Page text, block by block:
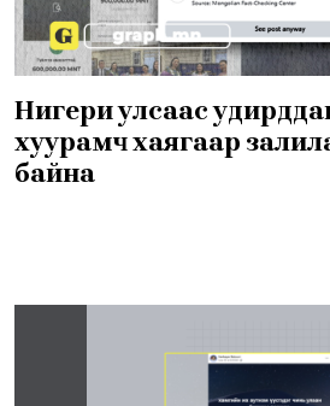
Нигери улсаас
хуурамч хаягаар
байна